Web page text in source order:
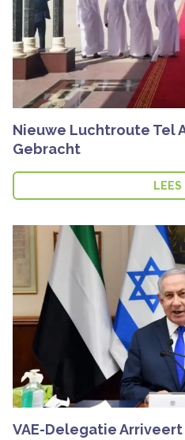
Nieuwe Luchtroute Tel
Gebracht
LEES
VAE-Delegatie